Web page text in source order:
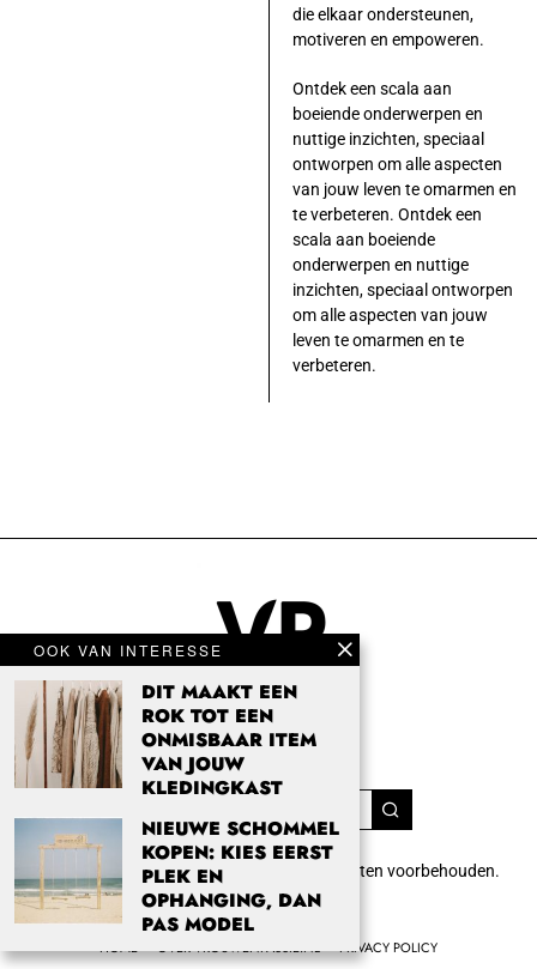
OOK VAN INTERESSE
DIT MAAKT EEN
ROK TOT EEN
ONMISBAAR ITEM
VAN JOUW
KLEDINGKAST
NIEUWE SCHOMMEL
KOPEN: KIES EERST
PLEK EN
OPHANGING, DAN
PAS MODEL
die elkaar ondersteunen,
motiveren en empoweren.
Ontdek een scala aan
boeiende onderwerpen en
nuttige inzichten, speciaal
ontworpen om alle aspecten
van jouw leven te omarmen en
te verbeteren. Ontdek een
scala aan boeiende
onderwerpen en nuttige
inzichten, speciaal ontworpen
om alle aspecten van jouw
leven te omarmen en te
verbeteren.
Copyright 2024 Vrouwenpassie.nl. Alle rechten voorbehouden.
info@vrouwenpassie.nl.
HOME OVER VROUWENPASSIE.NL PRIVACY POLICY